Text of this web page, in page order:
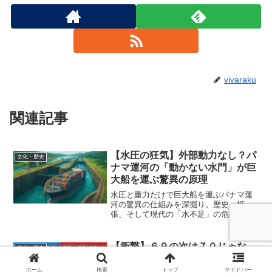
vivaraku
関連記事
文化・歴史
【水圧の狂気】外部動力なし？パ
ナマ運河の「動かない水門」が巨
大船を運ぶ驚異の原理
水圧と重力だけで巨大船を運ぶパナマ運
河の驚異の仕組みを深掘り。歴史、拡
張、そして現代の「水不足」の危機を解
文化・歴史
【衝撃】６９の次は７０じゃな
い！？「4×20」で数える二十進
ホーム 検索 トップ サイドバー